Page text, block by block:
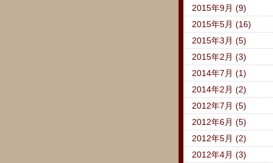
2015年9月 (9)
2015年5月 (16)
2015年3月 (5)
2015年2月 (3)
2014年7月 (1)
2014年2月 (2)
2012年7月 (5)
2012年6月 (5)
2012年5月 (2)
2012年4月 (3)